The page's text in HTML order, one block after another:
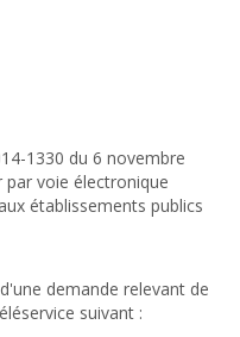
1330 du 6 novembre
voie électronique
établissements publics
demande relevant de
suivant :